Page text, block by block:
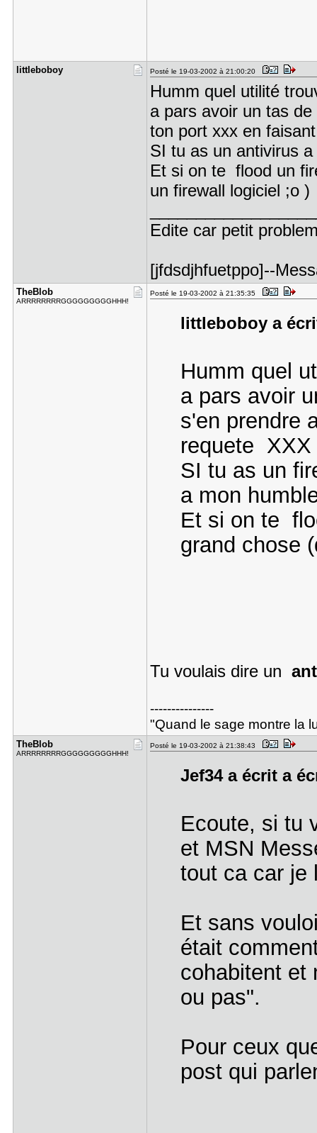
littlebobo​y Posté le 19-03-2002 à 21:00:20
Humm quel utilité
a pars avoir un tas
ton port xxx en
SI tu as un antivirus
Et si on te flood un
un firewall logiciel ;o )
Edite car petit
[jfdsdjhfuetppo]--
TheBlob
ARRRRRRRRGGGGGGGGGHHH!
Posté le 19-03-2002 à 21:35:35
littleboboy a
Humm quel
a pars avoir
s'en prendre
requete XXX
SI tu as un
a mon
Et si on te
grand chose
Tu voulais dire un
---------------
"Quand le sage montre la
TheBlob
ARRRRRRRRGGGGGGGGGHHH!
Posté le 19-03-2002 à 21:38:43
Jef34 a écrit a
Ecoute, si tu
et MSN
tout ca car je
Et sans
était
cohabitent et
ou pas".
Pour ceux
post qui